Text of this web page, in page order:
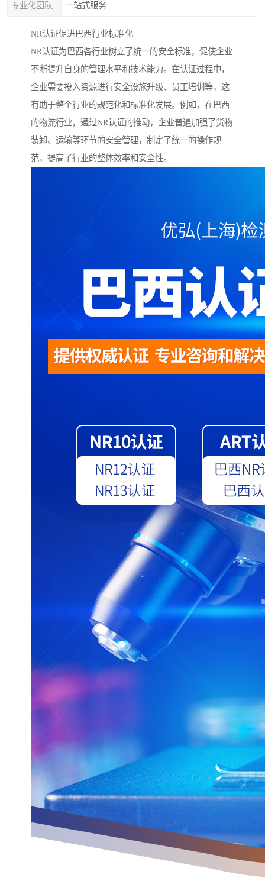
专业化团队 一站式服务
NR认证促进巴西行业标准化
NR认证为巴西各行业树立了统一的安全标准，促使企业
不断提升自身的管理水平和技术能力。在认证过程中，
企业需要投入资源进行安全设施升级、员工培训等，这
有助于整个行业的规范化和标准化发展。例如，在巴西
的物流行业，通过NR认证的推动，企业普遍加强了货物
装卸、运输等环节的安全管理，制定了统一的操作规
范，提高了行业的整体效率和安全性。